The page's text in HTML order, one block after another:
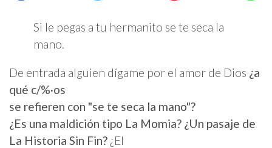
Si le pegas a tu hermanito se te seca la
mano.
De entrada alguien dígame por el amor de Dios ¿a
qué c/%·os
se refieren con "se te seca la mano"?
¿Es una maldición tipo La Momia? ¿Un pasaje de
La Historia Sin Fin?¿El